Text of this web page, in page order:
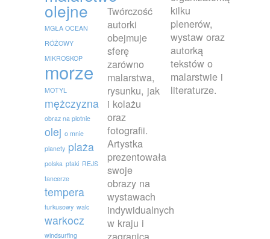
olejne
MGŁA OCEAN
RÓŻOWY
MIKROSKOP
morze
MOTYL
mężczyzna
obraz na plotnie
olej o mnie
planety plaża
polska ptaki REJS
tancerze
tempera
turkusowy walc
warkocz
windsurfing
Twórczość
autorki
obejmuje
sferę
zarówno
malarstwa,
rysunku, jak
i kolażu
oraz
fotografii.
Artystka
prezentowała
swoje
obrazy na
wystawach
indywidualnych
w kraju i
kilku
plenerów,
wystaw oraz
autorką
tekstów o
malarstwie i
literaturze.